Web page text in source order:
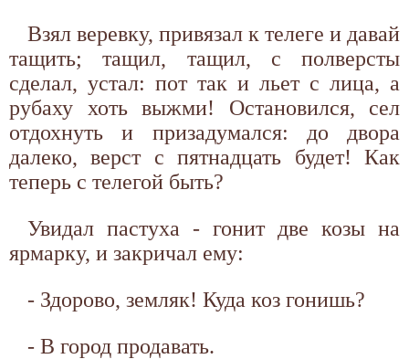
Взял веревку, привязал к телеге и давай
тащить; тащил, тащил, с полверсты
сделал, устал: пот так и льет с лица, а
рубаху хоть выжми! Остановился, сел
отдохнуть и призадумался: до двора
далеко, верст с пятнадцать будет! Как
теперь с телегой быть?
Увидал пастуха - гонит две козы на
ярмарку, и закричал ему:
- Здорово, земляк! Куда коз гонишь?
- В город продавать.